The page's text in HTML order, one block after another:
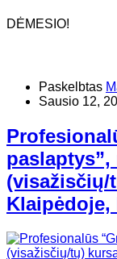
DĖMESIO!
Paskelbtas
Sausio 12,
paslaptys”,
(visažisčių/